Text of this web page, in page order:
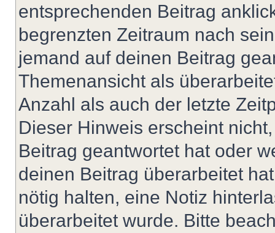
entsprechenden Beitrag
begrenzten Zeitraum nach
jemand auf deinen Beitrag
Themenansicht als
Anzahl als auch der letzte
Dieser Hinweis erscheint
Beitrag geantwortet hat oder
deinen Beitrag überarbeitet
nötig halten, eine Notiz
überarbeitet wurde. Bitte